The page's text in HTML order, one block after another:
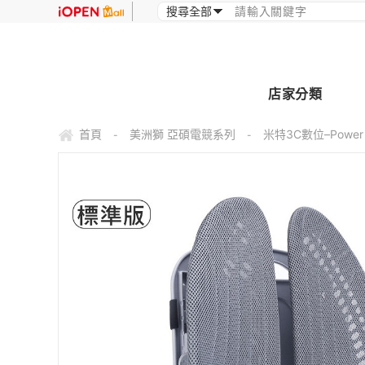
店家分類
首頁 - 美洲獅 亞碩電競系列 - 米特3C數位